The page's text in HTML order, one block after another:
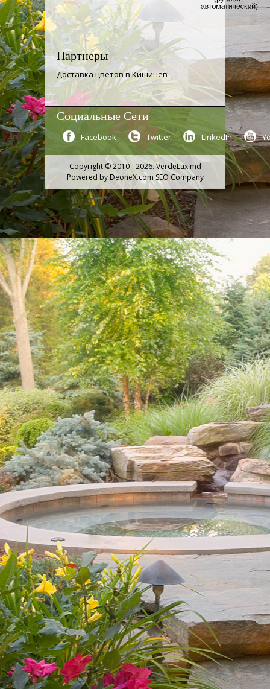
Партнеры
Доставка цветов в Кишинев
Социальные Сети
Facebook Twitter LinkedIn
Copyright © 2010 - 2026. VerdeLux.md
Powered byDeoneX.com SEO Company